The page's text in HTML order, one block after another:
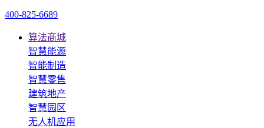
400-825-6689
算法商城
智慧能源
智能制造
智慧零售
建筑地产
智慧园区
无人机应用